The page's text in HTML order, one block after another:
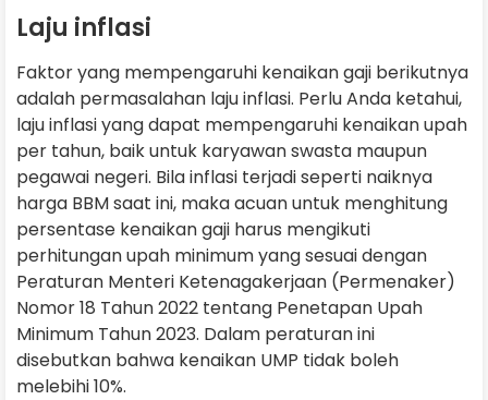
Laju inflasi
Faktor yang mempengaruhi kenaikan gaji berikutnya
adalah permasalahan laju inflasi. Perlu Anda ketahui,
laju inflasi yang dapat mempengaruhi kenaikan upah
per tahun, baik untuk karyawan swasta maupun
pegawai negeri. Bila inflasi terjadi seperti naiknya
harga BBM saat ini, maka acuan untuk menghitung
persentase kenaikan gaji harus mengikuti
perhitungan upah minimum yang sesuai dengan
Peraturan Menteri Ketenagakerjaan (Permenaker)
Nomor 18 Tahun 2022 tentang Penetapan Upah
Minimum Tahun 2023. Dalam peraturan ini
disebutkan bahwa kenaikan UMP tidak boleh
melebihi 10%.